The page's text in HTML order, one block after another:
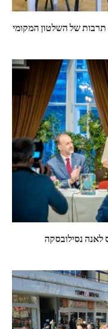
לאנה נסילובסקה